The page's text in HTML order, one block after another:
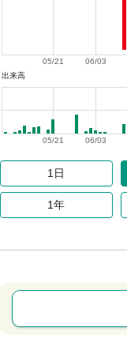
06/03
05/21
出来高
06/03
05/21
1日
1年